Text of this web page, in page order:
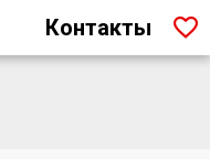
Контакты 